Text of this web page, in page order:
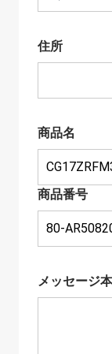
住所
商品名
商品番号
メッセージ